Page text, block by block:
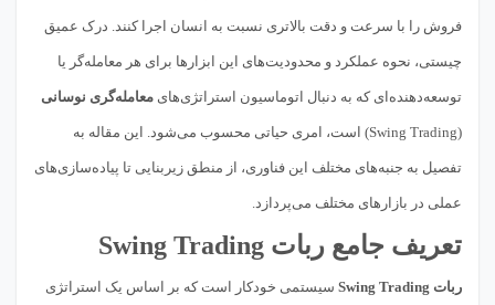
فروش را با سرعت و دقت بالاتری نسبت به انسان اجرا کنند. درک عمیق
چیستی، نحوه عملکرد و محدودیت‌های این ابزارها برای هر معامله‌گر یا
توسعه‌دهنده‌ای که به دنبال اتوماسیون استراتژی‌های معامله‌گری نوسانی
(Swing Trading) است، امری حیاتی محسوب می‌شود. این مقاله به
تفصیل به جنبه‌های مختلف این فناوری، از منطق زیربنایی تا پیاده‌سازی‌های
عملی در بازارهای مختلف می‌پردازد.
تعریف جامع ربات Swing Trading
ربات Swing Trading سیستمی خودکار است که بر اساس یک استراتژی